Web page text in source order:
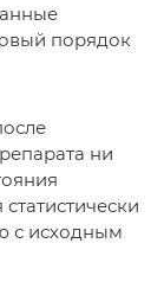
порядок
ни
с исходным